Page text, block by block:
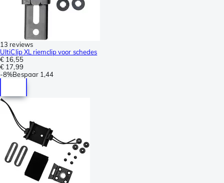
13 reviews
UltiClip XL riemclip voor schedes
€ 16,55
€ 17,99
-8%Bespaar 1,44